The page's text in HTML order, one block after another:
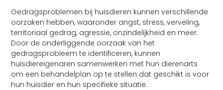
Gedragsproblemen bij huisdieren kunnen verschillende
oorzaken hebben, waaronder angst, stress, verveling,
territoriaal gedrag, agressie, onzindelijkheid en meer.
Door de onderliggende oorzaak van het
gedragsprobleem te identificeren, kunnen
huisdiereigenaren samenwerken met hun dierenarts
om een behandelplan op te stellen dat geschikt is voor
hun huisdier en hun specifieke situatie.